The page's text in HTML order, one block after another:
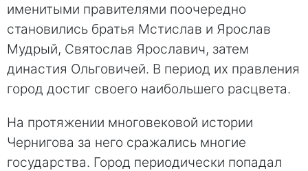
именитыми правителями поочередно
становились братья Мстислав и Ярослав
Мудрый, Святослав Ярославич, затем
династия Ольговичей. В период их правления
город достиг своего наибольшего расцвета.
На протяжении многовековой истории
Чернигова за него сражались многие
государства. Город периодически попадал